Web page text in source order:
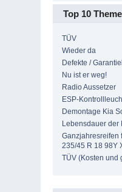
Top 10
TÜV
Wieder da
Defekte /
Nu ist er weg!
Radio Aussetzer
ESP-
Demontage Kia
Lebensdauer der
Ganzjahresreifen
235/45 R 18 98Y
TÜV (Kosten und